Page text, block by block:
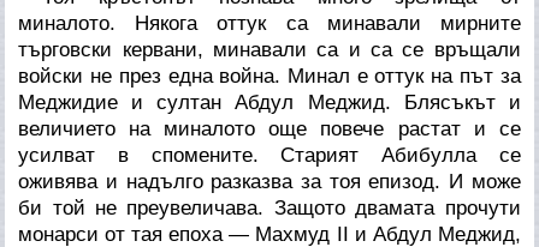
миналото. Някога оттук са минавали мирните
търговски кервани, минавали са и са се връщали
войски не през една война. Минал е оттук на път за
Меджидие и султан Абдул Меджид. Блясъкът и
величието на миналото още повече растат и се
усилват в спомените. Старият Абибулла се
оживява и надълго разказва за тоя епизод. И може
би той не преувеличава. Защото двамата прочути
монарси от тая епоха — Махмуд II и Абдул Меджид,